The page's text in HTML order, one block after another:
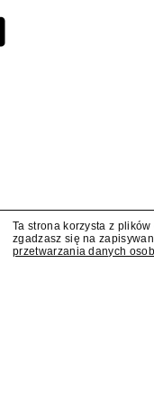
"Fakty" były najchętniej
Ta strona korzysta z
zgadzasz się na
przetwarzania danych